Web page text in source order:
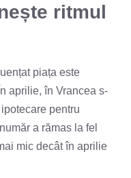
ritmul
piața este
aprilie, în Vrancea s-
pentru
a rămas la fel
mic decât în aprilie